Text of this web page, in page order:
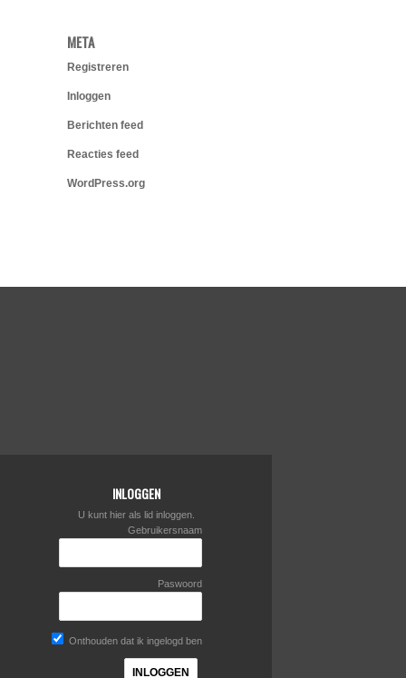
META
Registreren
Inloggen
Berichten feed
Reacties feed
WordPress.org
INLOGGEN
U kunt hier als lid inloggen.
Gebruikersnaam
Paswoord
Onthouden dat ik ingelogd ben